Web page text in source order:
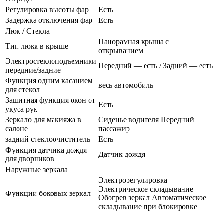
Регулировка высоты фар
Есть
Задержка отключения фар
Есть
Люк / Стекла
Тип люка в крыше
Панорамная крыша с
открыванием
Электростеклоподъемники
передние/задние
Передний — есть / Задний — есть
Функция одним касанием
для стекол
весь автомобиль
Защитная функция окон от
укуса рук
Есть
Зеркало для макияжа в
салоне
Сиденье водителя Передний
пассажир
задний стеклоочиститель
Есть
Функция датчика дождя
для дворников
Датчик дождя
Наружные зеркала
Функции боковых зеркал
Электрорегулировка
Электрическое складывание
Обогрев зеркал Автоматическое
складывание при блокировке